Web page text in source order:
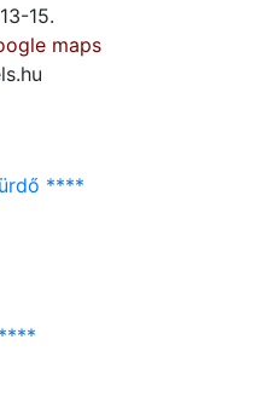
15.
maps
****